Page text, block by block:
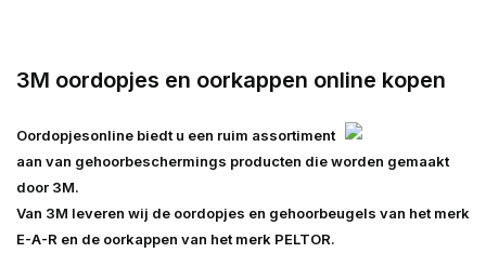
3M oordopjes en oorkappen online kopen
Oordopjesonline biedt u een ruim assortiment
aan van gehoorbeschermings producten die worden gemaakt
door 3M.
Van 3M leveren wij de oordopjes en gehoorbeugels van het merk
E-A-R en de oorkappen van het merk PELTOR.